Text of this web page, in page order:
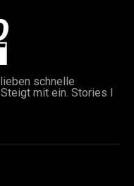
schnelle
mit ein. Stories I